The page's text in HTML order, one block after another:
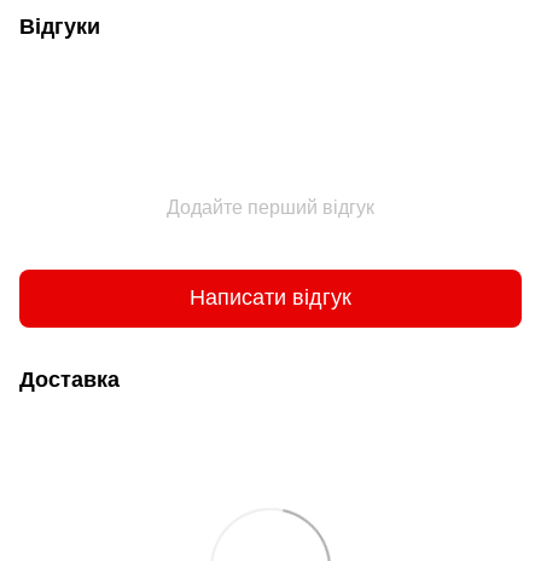
Відгуки
Додайте перший відгук
Написати відгук
Доставка